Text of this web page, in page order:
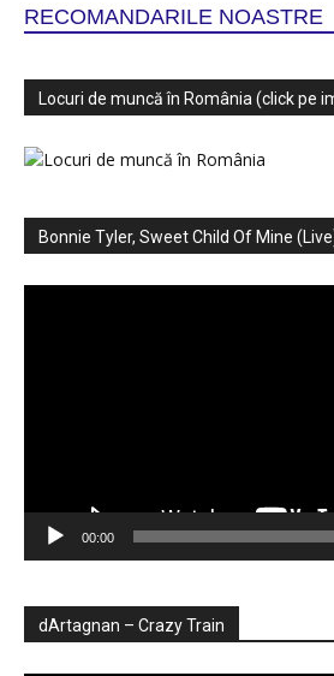
RECOMANDARILE NOASTRE
Locuri de muncă în România (click pe
Bonnie Tyler, Sweet Child Of Mine
00:00
dArtagnan – Crazy Train